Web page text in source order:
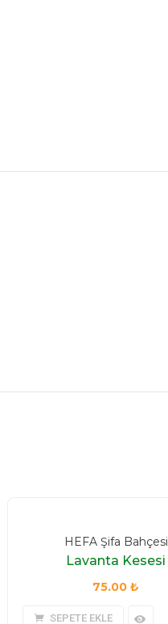
Lavanta Kesesi
HEFA Şifa Bahçesi
75.00 ₺
SEPETE EKLE